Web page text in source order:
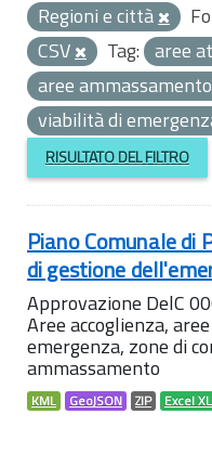
Regioni e città
CSV
Tag: aree
aree ammassamento
viabilità di
RISULTATO DEL FILTRO
Piano Comunale di
di gestione
Approvazione DelC
Aree accoglienza,
emergenza, zone di
ammassamento
KML GeoJSON ZIP Excel